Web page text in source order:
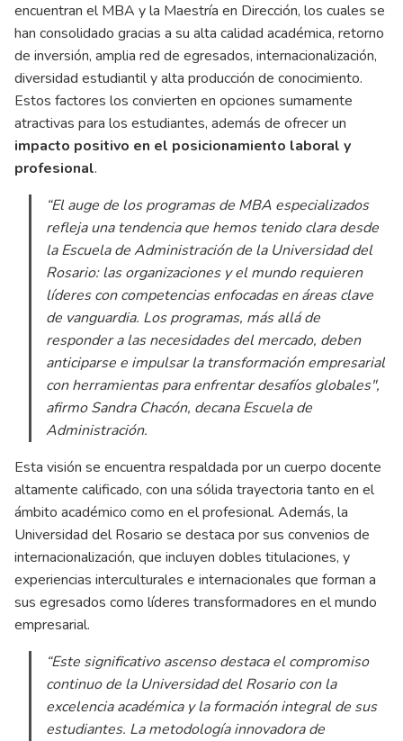
encuentran el MBA y la Maestría en Dirección, los cuales se
han consolidado gracias a su alta calidad académica, retorno
de inversión, amplia red de egresados, internacionalización,
diversidad estudiantil y alta producción de conocimiento.
Estos factores los convierten en opciones sumamente
atractivas para los estudiantes, además de ofrecer un
impacto positivo en el posicionamiento laboral y
profesional.
“El auge de los programas de MBA especializados
refleja una tendencia que hemos tenido clara desde
la Escuela de Administración de la Universidad del
Rosario: las organizaciones y el mundo requieren
líderes con competencias enfocadas en áreas clave
de vanguardia. Los programas, más allá de
responder a las necesidades del mercado, deben
anticiparse e impulsar la transformación empresarial
con herramientas para enfrentar desafíos globales",
afirmo Sandra Chacón, decana Escuela de
Administración.
Esta visión se encuentra respaldada por un cuerpo docente
altamente calificado, con una sólida trayectoria tanto en el
ámbito académico como en el profesional. Además, la
Universidad del Rosario se destaca por sus convenios de
internacionalización, que incluyen dobles titulaciones, y
experiencias interculturales e internacionales que forman a
sus egresados como líderes transformadores en el mundo
empresarial.
“Este significativo ascenso destaca el compromiso
continuo de la Universidad del Rosario con la
excelencia académica y la formación integral de sus
estudiantes. La metodología innovadora de